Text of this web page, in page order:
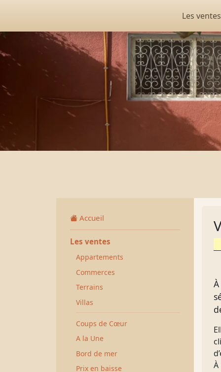
Les ventes
Accueil
Les ventes
Appartements
Commerces
Terrains
Villas
Coups de Cœur
A la Une
Bord de mer
Prix en baisse
À